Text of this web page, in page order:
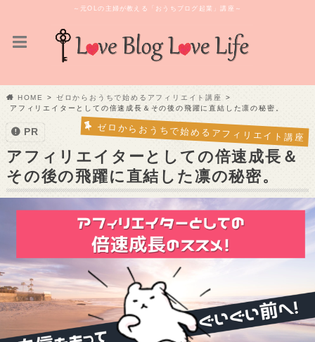
～元OLの主婦が教える「おうちブログ起業」講座～
HOME
ゼロからおうちで始めるアフィリエイト講座
アフィリエイターとしての倍速成長＆その後の飛躍に直結した凛の秘密。
ゼロからおうちで始めるアフィリエイト講座
PR
アフィリエイターとしての倍速成長＆
その後の飛躍に直結した凛の秘密。